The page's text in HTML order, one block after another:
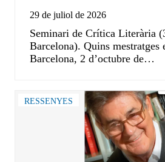
29 de juliol de 2026
Seminari de Crítica Literària
Barcelona). Quins mestratges
Barcelona, 2 d’octubre de…
RESSENYES